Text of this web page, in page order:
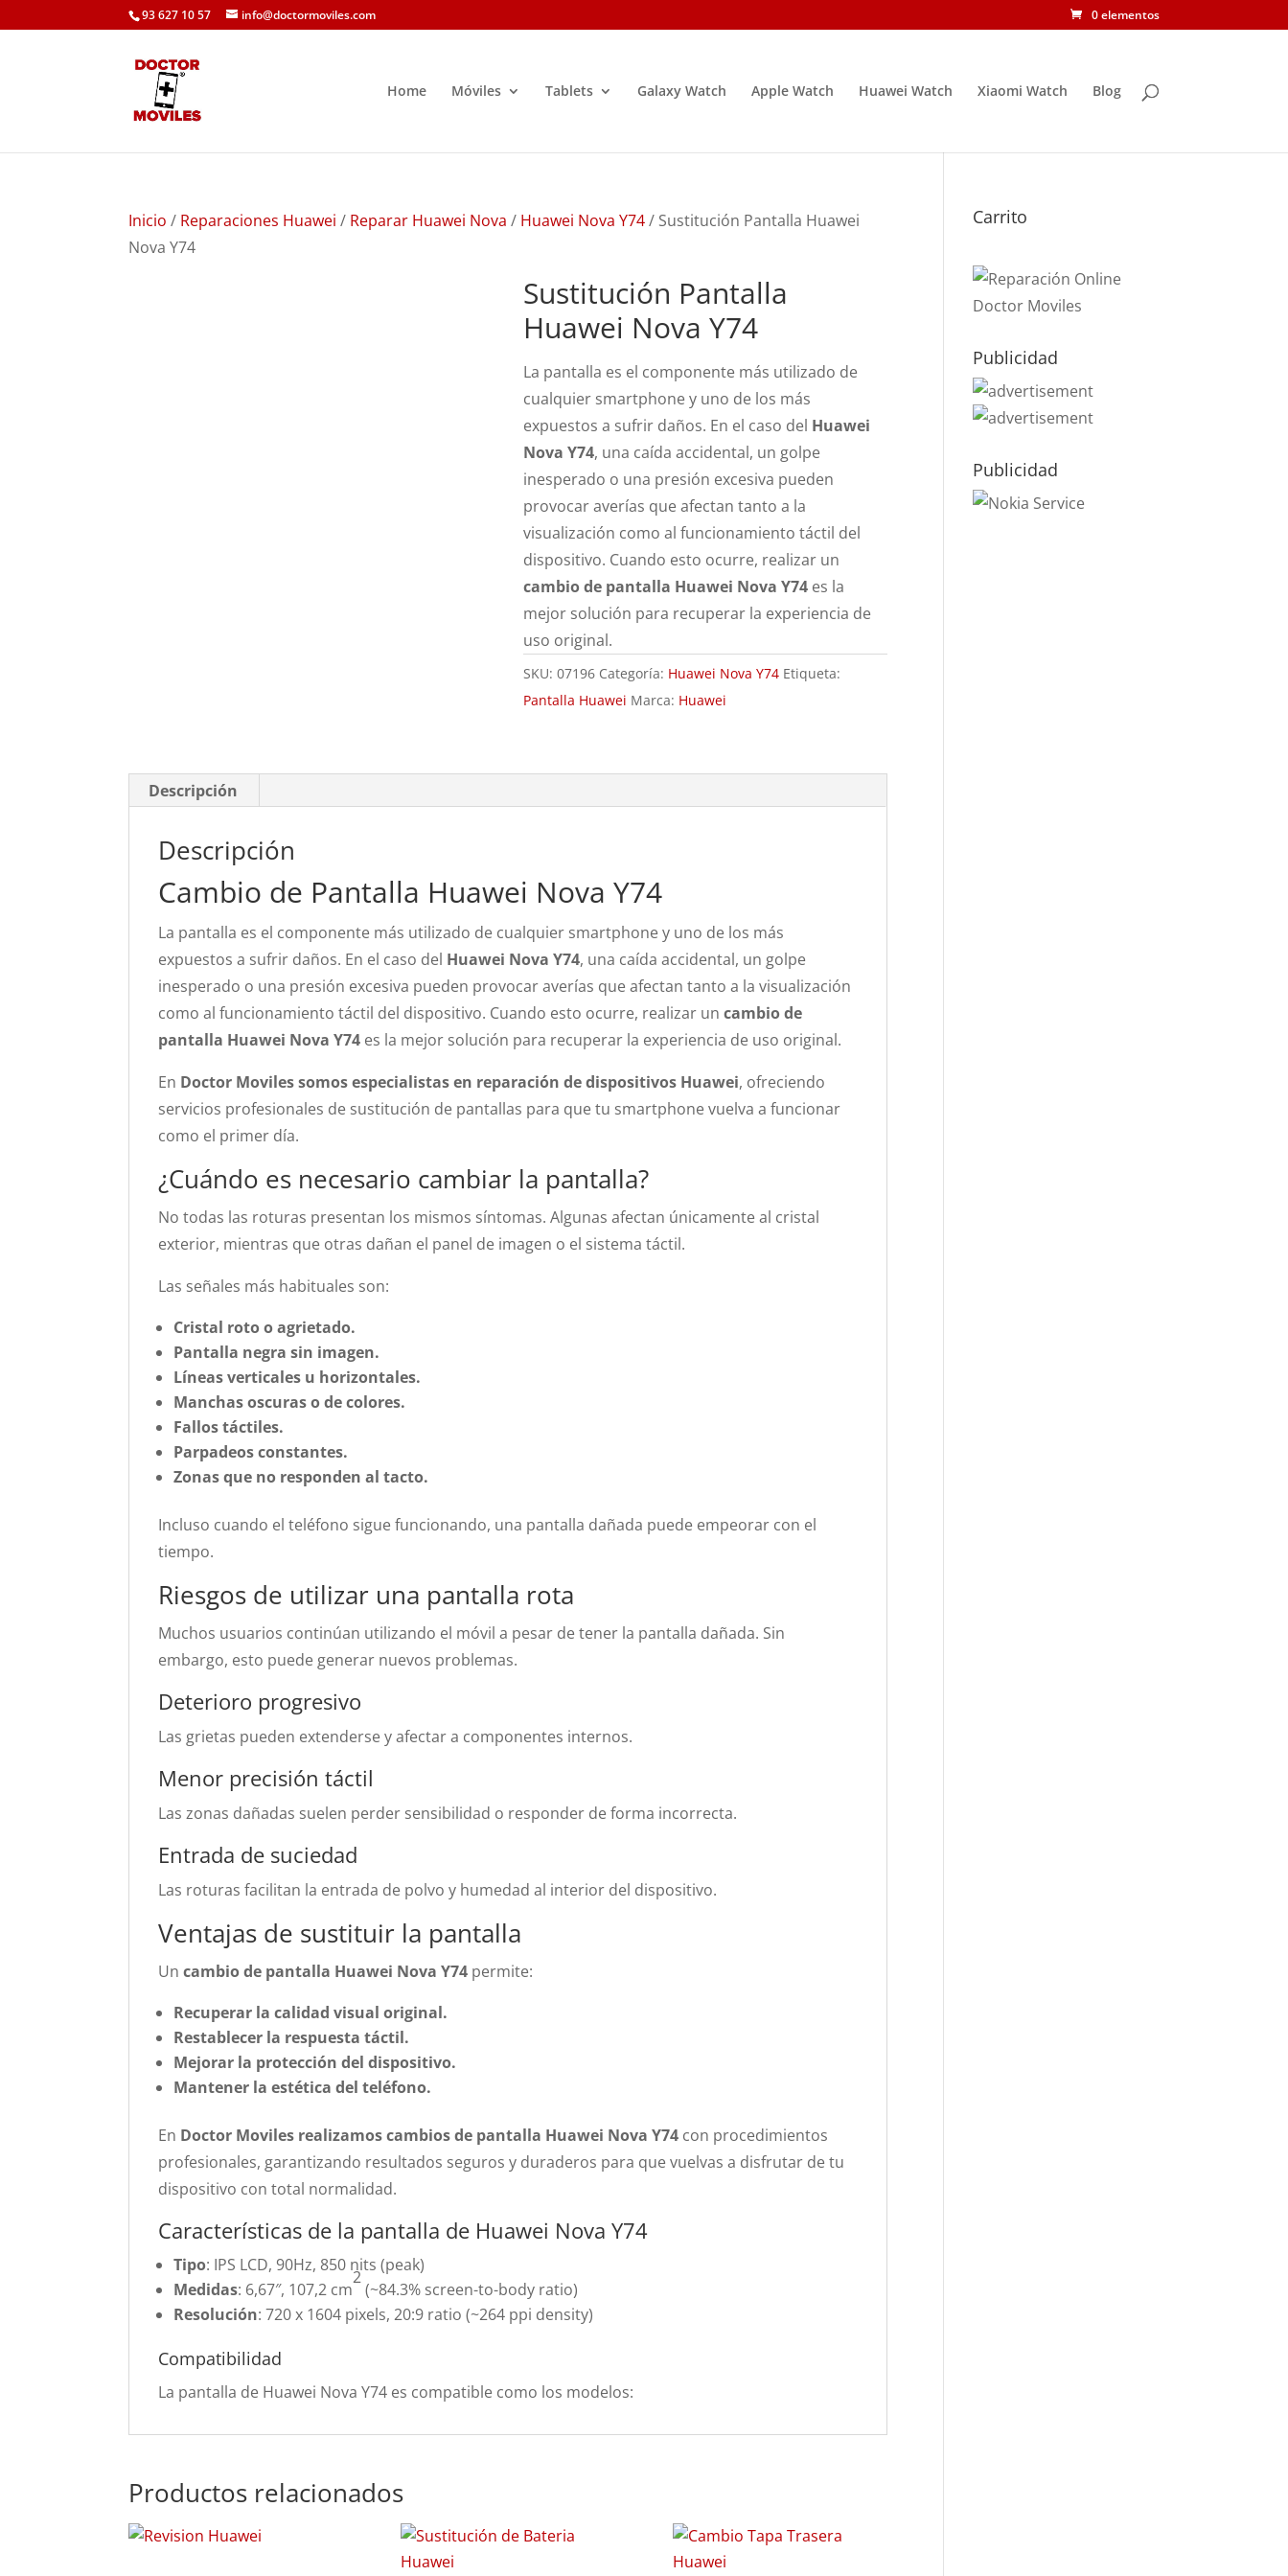
93 627 10 57 info@doctormoviles.com 0 elementos
Home Móviles Tablets Galaxy Watch Apple Watch Huawei Watch Xiaomi Watch Blog
Inicio / Reparaciones Huawei / Reparar Huawei Nova / Huawei Nova Y74/ Sustitución Pantalla Huawei
Nova Y74
Sustitución Pantalla
Huawei Nova Y74
La pantalla es el componente más utilizado de
cualquier smartphone y uno de los más
expuestos a sufrir daños. En el caso del Huawei
Nova Y74, una caída accidental, un golpe
inesperado o una presión excesiva pueden
provocar averías que afectan tanto a la
visualización como al funcionamiento táctil del
dispositivo. Cuando esto ocurre, realizar un
cambio de pantalla Huawei Nova Y74 es la
mejor solución para recuperar la experiencia de
uso original.
SKU:07196 Categoría: Huawei Nova Y74 Etiqueta:
Pantalla Huawei Marca: Huawei
Descripción
Descripción
Cambio de Pantalla Huawei Nova Y74
La pantalla es el componente más utilizado de cualquier smartphone y uno de los más
expuestos a sufrir daños. En el caso del Huawei Nova Y74, una caída accidental, un golpe
inesperado o una presión excesiva pueden provocar averías que afectan tanto a la visualización
como al funcionamiento táctil del dispositivo. Cuando esto ocurre, realizar uncambio de
pantalla Huawei Nova Y74 es la mejor solución para recuperar la experiencia de uso original.
En Doctor Moviles somos especialistas en reparación de dispositivos Huawei, ofreciendo
servicios profesionales de sustitución de pantallas para que tu smartphone vuelva a funcionar
como el primer día.
¿Cuándo es necesario cambiar la pantalla?
No todas las roturas presentan los mismos síntomas. Algunas afectan únicamente al cristal
exterior, mientras que otras dañan el panel de imagen o el sistema táctil.
Las señales más habituales son:
Cristal roto o agrietado.
Pantalla negra sin imagen.
Líneas verticales u horizontales.
Manchas oscuras o de colores.
Fallos táctiles.
Parpadeos constantes.
Zonas que no responden al tacto.
Incluso cuando el teléfono sigue funcionando, una pantalla dañada puede empeorar con el
tiempo.
Riesgos de utilizar una pantalla rota
Muchos usuarios continúan utilizando el móvil a pesar de tener la pantalla dañada. Sin
embargo, esto puede generar nuevos problemas.
Deterioro progresivo
Las grietas pueden extenderse y afectar a componentes internos.
Menor precisión táctil
Las zonas dañadas suelen perder sensibilidad o responder de forma incorrecta.
Entrada de suciedad
Las roturas facilitan la entrada de polvo y humedad al interior del dispositivo.
Ventajas de sustituir la pantalla
Uncambio de pantalla Huawei Nova Y74 permite:
Recuperar la calidad visual original.
Restablecer la respuesta táctil.
Mejorar la protección del dispositivo.
Mantener la estética del teléfono.
En Doctor Moviles realizamos cambios de pantalla Huawei Nova Y74 con procedimientos
profesionales, garantizando resultados seguros y duraderos para que vuelvas a disfrutar de tu
dispositivo con total normalidad.
Características de la pantalla de Huawei Nova Y74
Tipo: IPS LCD, 90Hz, 850 nits (peak)
Medidas: 6,67″, 107,2 cm
2
(~84.3% screen-to-body ratio)
Resolución: 720 x 1604 pixels, 20:9 ratio (~264 ppi density)
Compatibilidad
La pantalla de Huawei Nova Y74 es compatible como los modelos:
Productos relacionados
Carrito
Publicidad
Publicidad